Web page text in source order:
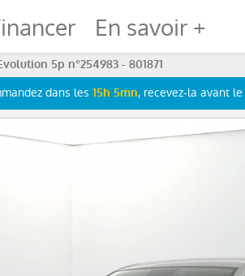
En savoir +
5p n°254983 - 801871
dans les 15h 5mn, recevez-la avant le